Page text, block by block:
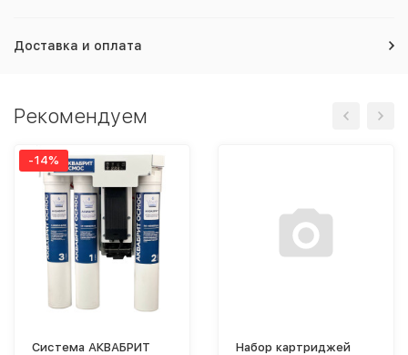
Доставка и оплата
Рекомендуем
-14%
Система АКВАБРИТ
Набор картриджей